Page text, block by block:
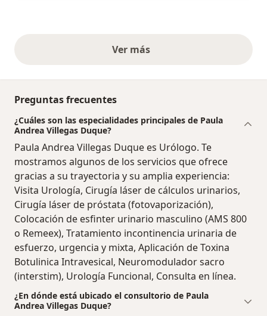
Ver másopiniones anteriores
Preguntas frecuentes
¿Cuáles son las especialidades principales de Paula
Andrea Villegas Duque?
Paula Andrea Villegas Duque es Urólogo. Te
mostramos algunos de los servicios que ofrece
gracias a su trayectoria y su amplia experiencia:
Visita Urología, Cirugía láser de cálculos urinarios,
Cirugía láser de próstata (fotovaporización),
Colocación de esfinter urinario masculino (AMS 800
o Remeex), Tratamiento incontinencia urinaria de
esfuerzo, urgencia y mixta, Aplicación de Toxina
Botulinica Intravesical, Neuromodulador sacro
(interstim), Urología Funcional, Consulta en línea.
¿En dónde está ubicado el consultorio de Paula
Andrea Villegas Duque?